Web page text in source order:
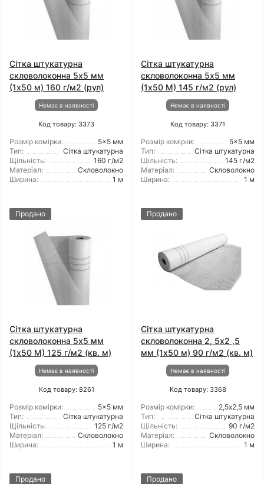
Сітка штукатурна
скловолоконна 5x5 мм
(1x50 м) 160 г/м2 (рул)
Немає в наявності
Код товару: 3373
Розмір комірки:
5x5 мм
Тип:
Сітка штукатурна
Щільність:
160 г/м2
Матеріал:
Скловолокно
Ширина:
1 м
Сітка штукатурна
скловолоконна 5x5 мм
(1x50 М) 145 г/м2 (рул)
Немає в наявності
Код товару: 3371
Розмір комірки:
5x5 мм
Тип:
Сітка штукатурна
Щільність:
145 г/м2
Матеріал:
Скловолокно
Ширина:
1 м
Продано
Сітка штукатурна
скловолоконна 5x5 мм
(1x50 М) 125 г/м2 (кв. м)
Немає в наявності
Код товару: 8261
Розмір комірки:
5x5 мм
Тип:
Сітка штукатурна
Щільність:
125 г/м2
Матеріал:
Скловолокно
Ширина:
1 м
Продано
Сітка штукатурна
скловолоконна 2, 5x2 ,5
мм (1x50 м) 90 г/м2 (кв. м)
Немає в наявності
Код товару: 3368
Розмір комірки:
2,5х2,5 мм
Тип:
Сітка штукатурна
Щільність:
90 г/м2
Матеріал:
Скловолокно
Ширина:
1 м
Продано Продано